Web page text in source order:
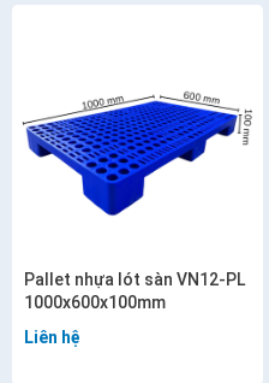
Pallet nhựa lót sàn VN12-PL
1000x600x100mm
Liên hệ